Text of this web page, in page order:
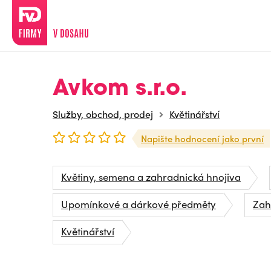
Avkom s.r.o.
Služby, obchod, prodej Květinářství
Napište hodnocení jako první
Květiny, semena a zahradnická hnojiva
Upomínkové a dárkové předměty
Květinářství